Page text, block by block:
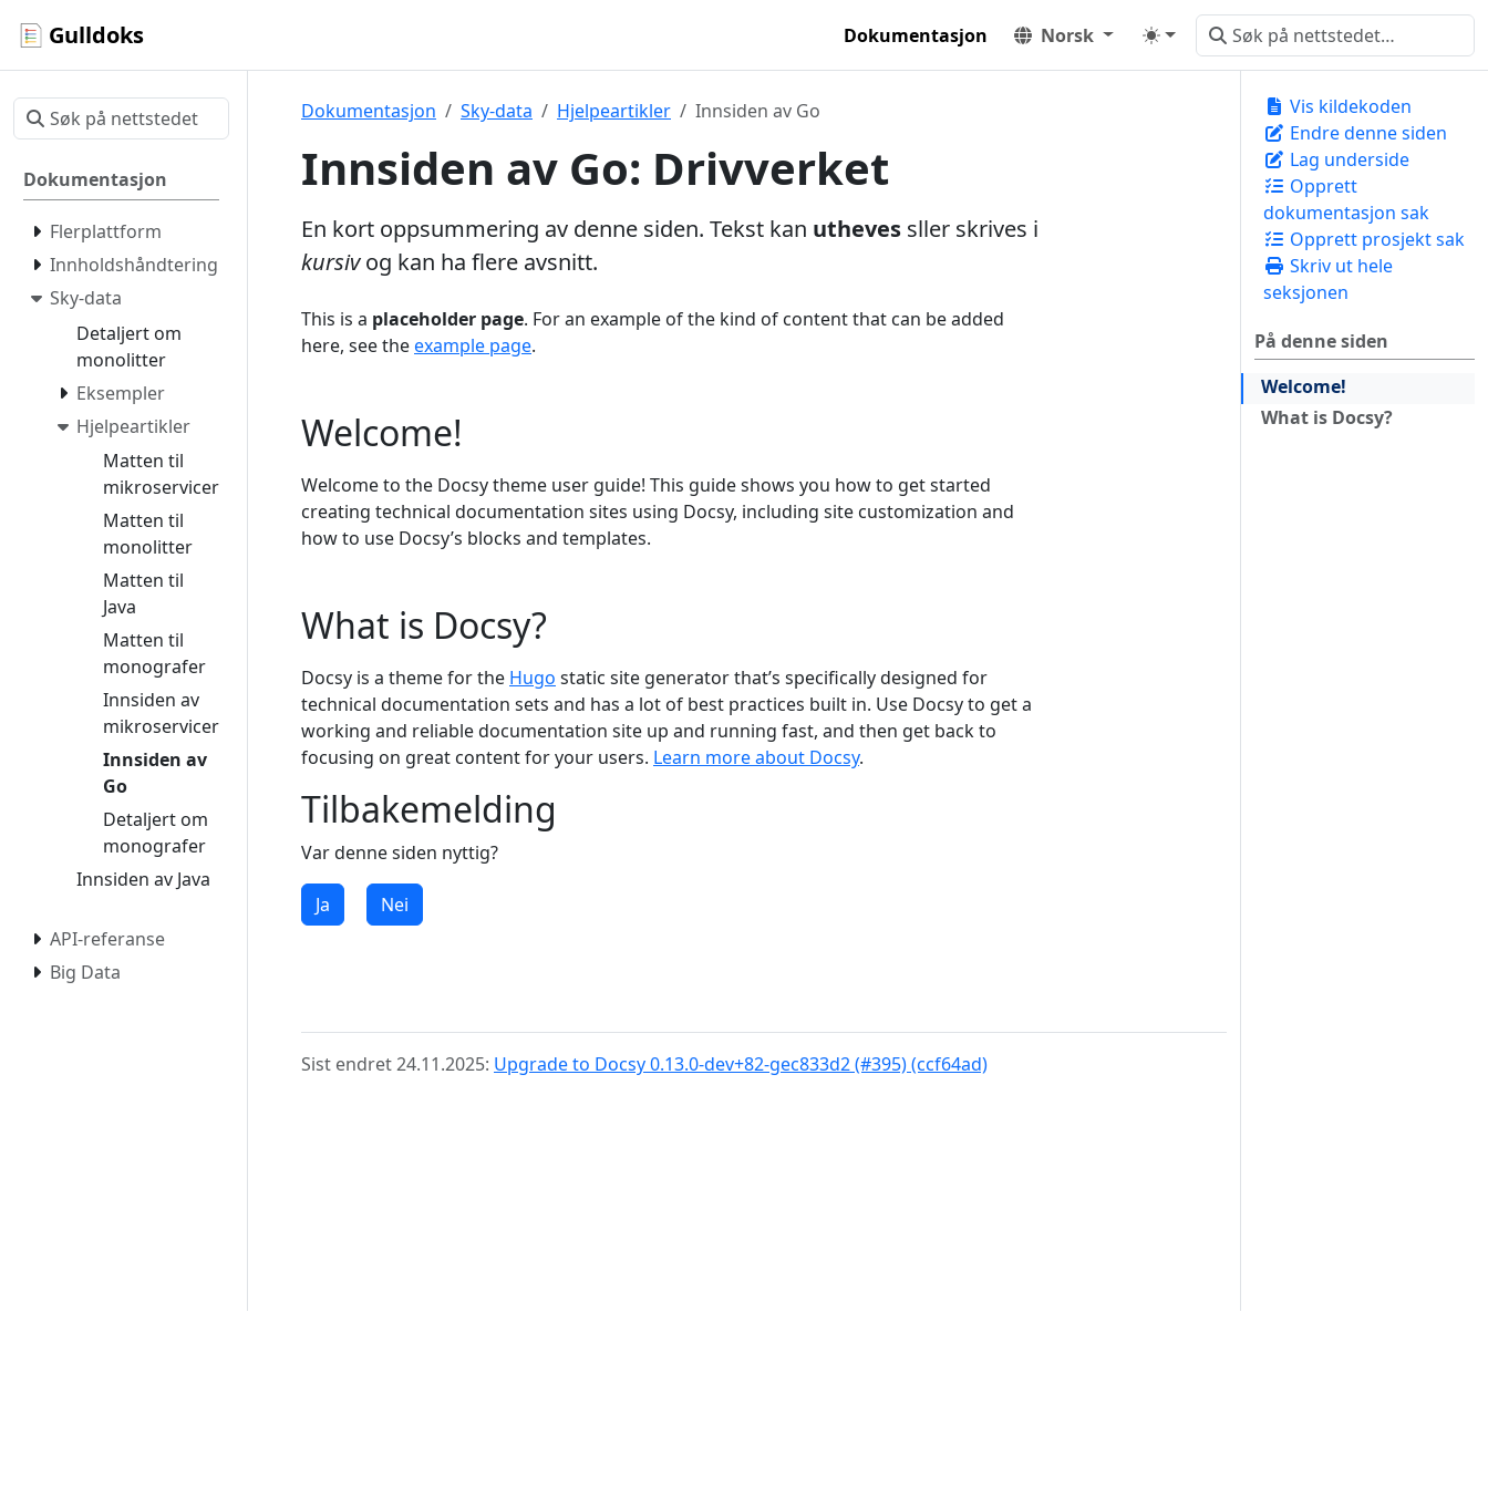
Gulldoks Dokumentasjon Norsk
Dokumentasjon
Flerplattform
Innholdshåndtering
Sky-data
Detaljert om
monolitter
Eksempler
Hjelpeartikler
Matten til
mikroservicer
Matten til
monolitter
Matten til
Java
Matten til
monografer
Innsiden av
mikroservicer
Innsiden av
Go
Detaljert om
monografer
Innsiden av Java
API-referanse
Big Data
Vis kildekoden
Endre denne siden
Lag underside
Opprett
dokumentasjon sak
Opprett prosjekt sak
Skriv ut hele
seksjonen
På denne siden
Welcome!
What is Docsy?
Dokumentasjon Sky-data Hjelpeartikler Innsiden av Go
Innsiden av Go: Drivverket
En kort oppsummering av denne siden. Tekst kan utheves sller skrives i
kursivog kan ha flere avsnitt.
This is a placeholder page. For an example of the kind of content that can be added
here, see theexample page.
Welcome!
Welcome to the Docsy theme user guide! This guide shows you how to get started
creating technical documentation sites using Docsy, including site customization and
how to use Docsy’s blocks and templates.
What is Docsy?
Docsy is a theme for the Hugo static site generator that’s specifically designed for
technical documentation sets and has a lot of best practices built in. Use Docsy to get a
working and reliable documentation site up and running fast, and then get back to
focusing on great content for your users. Learn more about Docsy.
Tilbakemelding
Var denne siden nyttig?
Ja Nei
Sist endret 24.11.2025: Upgrade to Docsy 0.13.0-dev+82-gec833d2 (#395) (ccf64ad)